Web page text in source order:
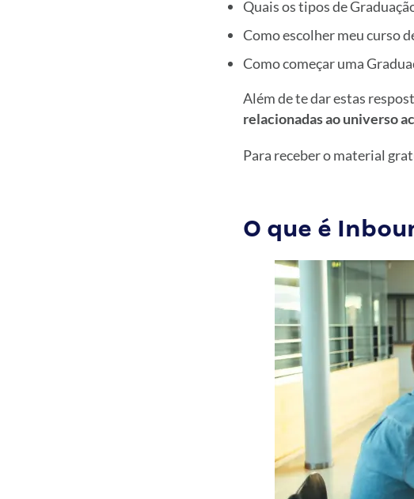
Quais os tipos de
Como escolher meu curso
Como começar uma
Além de te dar estas
relacionadas ao universo
Para receber o material
O que é